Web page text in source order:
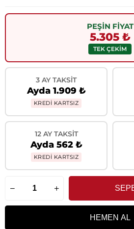
PEŞİN FİYAT
5.305 ₺
TEK ÇEKİM
3 AY TAKSIT
Ayda 1.909 ₺
KREDİ KARTSIZ
12 AY TAKSIT
Ayda 562 ₺
KREDİ KARTSIZ